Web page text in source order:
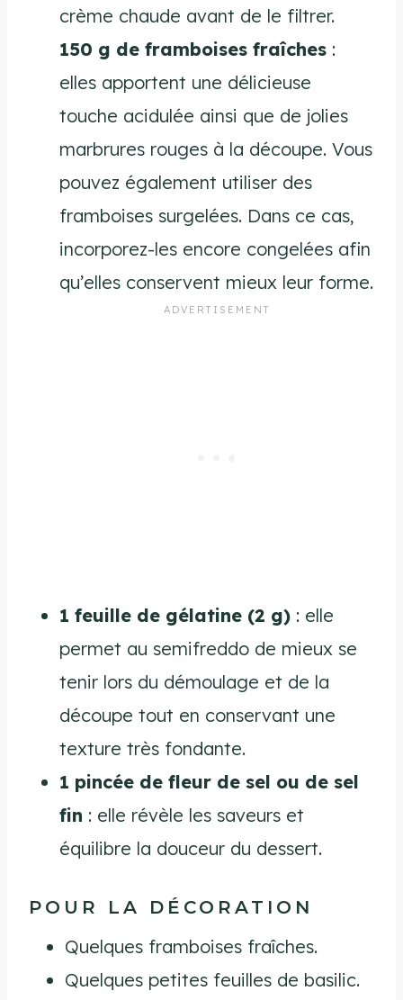
crème chaude avant de le filtrer.
150 g de framboises fraîches :
elles apportent une délicieuse
touche acidulée ainsi que de jolies
marbrures rouges à la découpe. Vous
pouvez également utiliser des
framboises surgelées. Dans ce cas,
incorporez-les encore congelées afin
qu’elles conservent mieux leur forme.
1 feuille de gélatine (2 g) : elle
permet au semifreddo de mieux se
tenir lors du démoulage et de la
découpe tout en conservant une
texture très fondante.
1 pincée de fleur de sel ou de sel
fin : elle révèle les saveurs et
équilibre la douceur du dessert.
POUR LA DÉCORATION
Quelques framboises fraîches.
Quelques petites feuilles de basilic.